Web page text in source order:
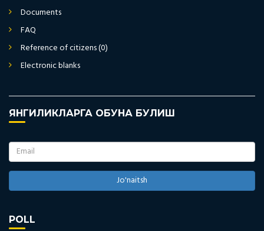
Documents
FAQ
Reference of citizens (0)
Electronic blanks
ЯНГИЛИКЛАРГА ОБУНА БУЛИШ
Jo'naitsh
POLL